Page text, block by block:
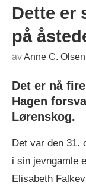
Dette er
på
avAnne C. Olsen
Det er nå
Hagen
Lørenskog.
Det var den 31.
i sin jevngamle
Elisabeth